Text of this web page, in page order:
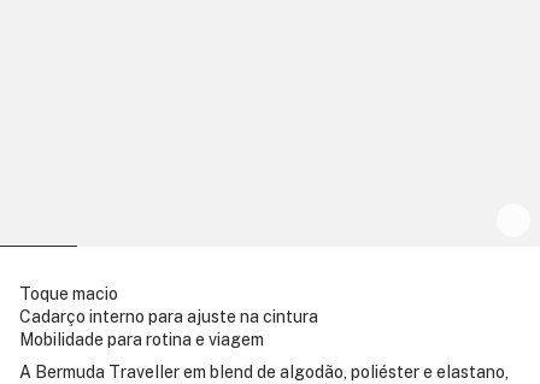
Toque macio
Cadarço interno para ajuste na cintura
Mobilidade para rotina e viagem
A Bermuda Traveller em blend de algodão, poliéster e elastano,